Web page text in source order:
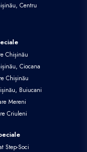
Centru
Chișinău
Ciocana
Chișinău
Buiucani
Mereni
Criuleni
Step-Soci